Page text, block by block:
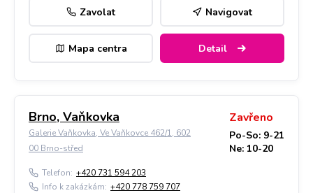
Zavolat Navigovat
Mapa centra Detail
Brno, Vaňkovka
Galerie Vaňkovka, Ve Vaňkovce 462/1, 602
00 Brno-střed
Zavřeno
Po-So: 9-21
Ne: 10-20
Telefon: +420 731 594 203
Info k zakázkám: +420 778 759 707